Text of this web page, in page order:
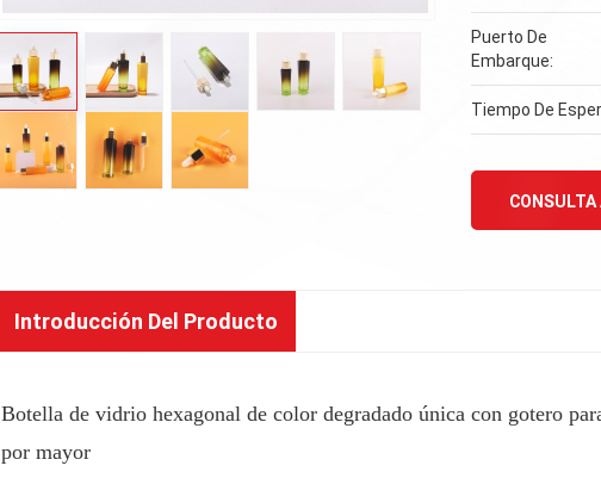
Puerto De
Embarque:
Tiempo De
CONSULTA
Introducción Del Producto
Botella de vidrio hexagonal de color degradado única con gotero
por mayor